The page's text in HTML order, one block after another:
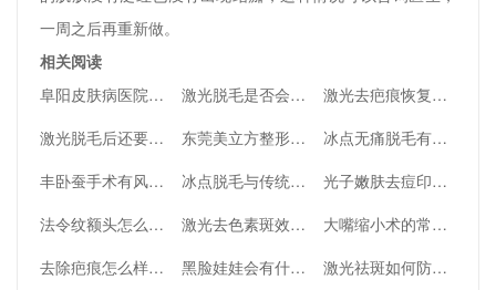
一周之后再重新做。
相关阅读
阜阳皮肤病医院点阵激光效果好吗
激光脱毛是否会有疼痛感呢？
激光去疤痕恢复时间要多久
激光脱毛后还要怎么护理
东莞美立方整形美容医院如何？宋兆丹医生介绍_口碑_地址公示
冰点无痛脱毛有什么优点
丰卧蚕手术有风险吗
冰点脱毛与传统脱毛有什么不同呢？
光子嫩肤去痘印效果怎么样
法令纹额头怎么消除
激光去色素斑效果怎么样呢
大嘴缩小术的常见问题
去除疤痕怎么样更快
黑脸娃娃会有什么副作用吗
激光祛斑如何防止复发